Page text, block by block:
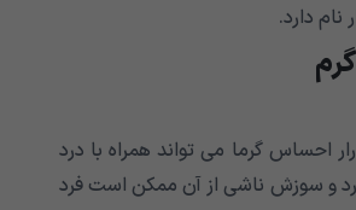
نام دارد.
احساس گرما می تواند همراه با درد
و سوزش ناشی از آن ممکن است فرد